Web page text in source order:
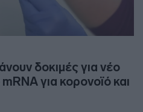
δοκιμές για νέο
για κορονοϊό και